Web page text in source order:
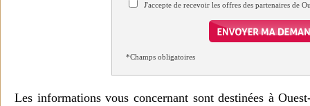
J'accepte de recevoir les offres des partenaires de
*Champs obligatoires
Les informations vous concernant sont destinées à